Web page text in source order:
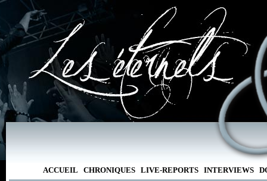
ACCUEIL CHRONIQUES LIVE-REPORTS INTERVIEWS